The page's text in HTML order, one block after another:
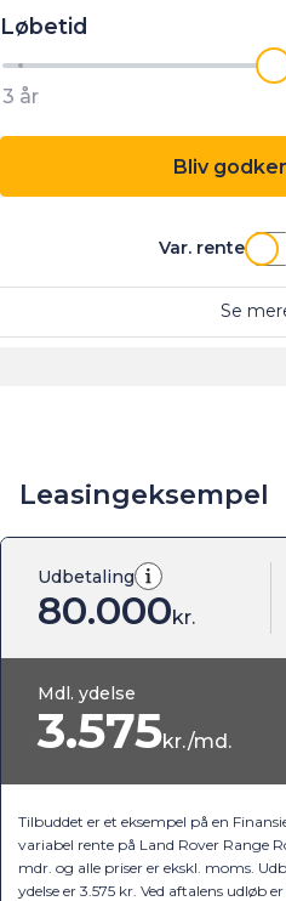
Leasingeksempel
Udbetaling
80.000kr.
Mdl. ydelse
3.575kr./md.
Tilbuddet er et eksempel på en
variabel rente på Land Rover Range
mdr. og alle priser er ekskl. moms.
ydelse er 3.575 kr. Ved aftalens udløb